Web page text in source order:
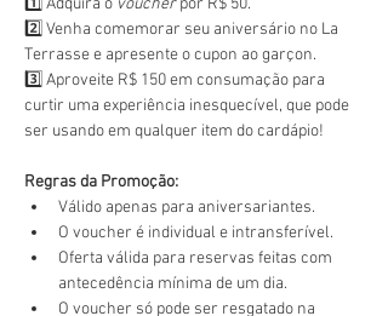
1️⃣ Adquira o voucher por R$ 50.
2️⃣ Venha comemorar seu aniversário no La
Terrasse e apresente o cupon ao garçon.
3️⃣ Aproveite R$ 150 em consumação para
curtir uma experiência inesquecível, que pode
ser usando em qualquer item do cardápio!
Regras da Promoção:
Válido apenas para aniversariantes.
O voucher é individual e intransferível.
Oferta válida para reservas feitas com
antecedência mínima de um dia.
O voucher só pode ser resgatado na